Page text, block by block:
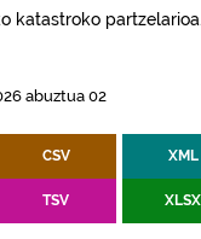
katastroko partzelarioa.
abuztua 02
CSV XML
TSV XLSX